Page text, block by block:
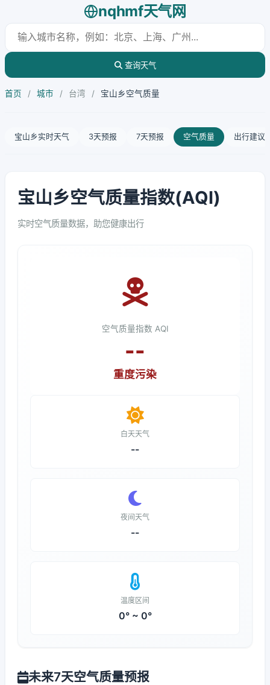
nqhmf天气网
查询天气
首页 / 城市 / 台湾 / 宝山乡空气质量
宝山乡实时天气 3天预报 7天预报 空气质量 出行建议
宝山乡空气质量指数(AQI)
实时空气质量数据，助您健康出行
空气质量指数 AQI
--
重度污染
白天天气
--
夜间天气
--
温度区间
0° ~ 0°
未来7天空气质量预报